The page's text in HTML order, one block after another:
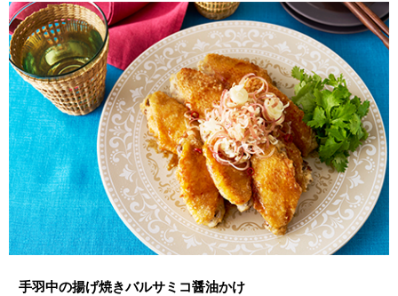
手羽中の揚げ焼きバルサミコ醤油かけ